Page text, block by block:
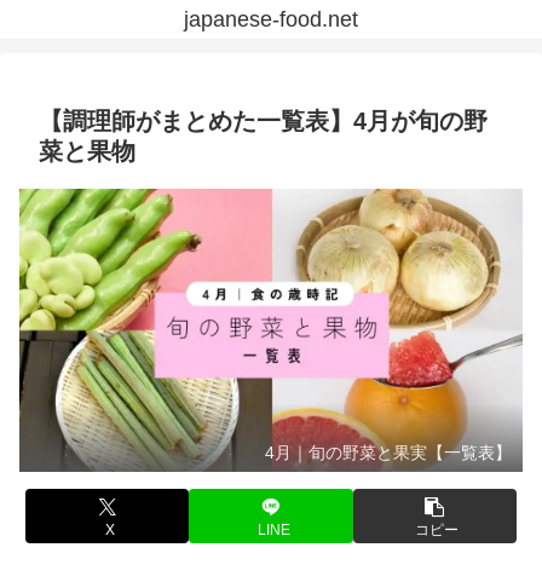
japanese-food.net
【調理師がまとめた一覧表】4月が旬の野
菜と果物
4月｜旬の野菜と果実【一覧表】
X LINE コピー